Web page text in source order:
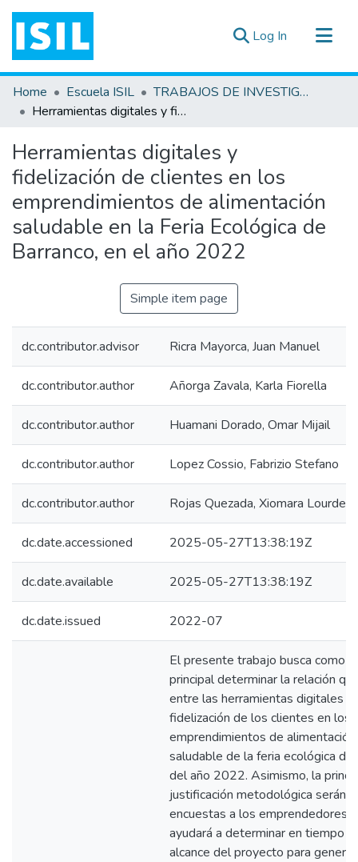
Log In (current)
All of DSpace
Statistics
Documentos ▾
Home Escuela ISIL
TRABAJOS DE INVESTIGACIÓN
Herramientas digitales y fidelización de clientes en los emprendimientos de alimentación saludable en la Feria Ecológica de Barranco, en el año 2022
Herramientas digitales y
fidelización de clientes en los
emprendimientos de alimentación
saludable en la Feria Ecológica de
Barranco, en el año 2022
Simple item page
dc.contributor.advisor Ricra Mayorca, Juan Manuel
dc.contributor.author Añorga Zavala, Karla Fiorella
dc.contributor.author Huamani Dorado, Omar Mijail
dc.contributor.author Lopez Cossio, Fabrizio Stefano
dc.contributor.author Rojas Quezada, Xiomara Lourdes
dc.date.accessioned 2025-05-27T13:38:19Z
dc.date.available 2025-05-27T13:38:19Z
dc.date.issued 2022-07
El presente trabajo busca como
principal determinar la relación
entre las herramientas digitales y
fidelización de los clientes en los
emprendimientos de alimentación
saludable de la feria ecológica de
del año 2022. Asimismo, la
justificación metodológica serán
encuestas a los emprendedores
ayudará a determinar en tiempo
alcance del proyecto para